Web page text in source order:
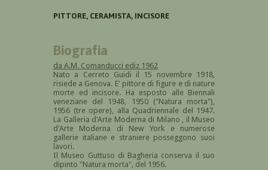
PITTORE, CERAMISTA, INCISORE
Biografia
da A.M. Comanducci ediz 1962
Nato a Cerreto Guidi il 15 novembre 1918,
risiede a Genova. E' pittore di figure e di nature
morte ed incisore. Ha esposto alle Biennali
veneziane del 1948, 1950 ("Natura morta"),
1956 (tre opere), alla Quadriennale del 1947.
La Galleria d'Arte Moderna di Milano , il Museo
d'Arte Moderna di New York e numerose
gallerie italiane e straniere posseggono suoi
lavori.
Il Museo Guttuso di Bagheria conserva il suo
dipinto "Natura morta", del 1956.